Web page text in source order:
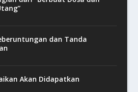
dan Tanda
Akan Didapatkan